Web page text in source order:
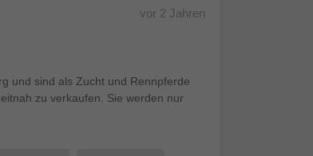
vor 2 Jahren
und sind als Zucht und Rennpferde
zu verkaufen. Sie werden nur